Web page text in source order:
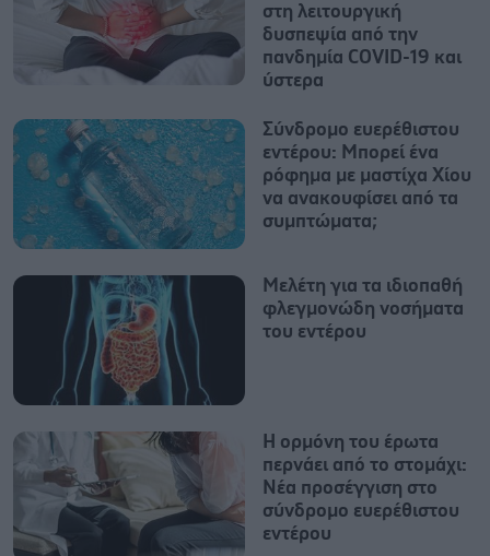
στη λειτουργική
δυσπεψία από την
πανδημία COVID-19 και
ύστερα
Σύνδρομο ευερέθιστου
εντέρου: Μπορεί ένα
ρόφημα με μαστίχα Χίου
να ανακουφίσει από τα
συμπτώματα;
Mελέτη για τα ιδιοπαθή
φλεγμονώδη νοσήματα
του εντέρου
Η ορμόνη του έρωτα
περνάει από το στομάχι:
Νέα προσέγγιση στο
σύνδρομο ευερέθιστου
εντέρου